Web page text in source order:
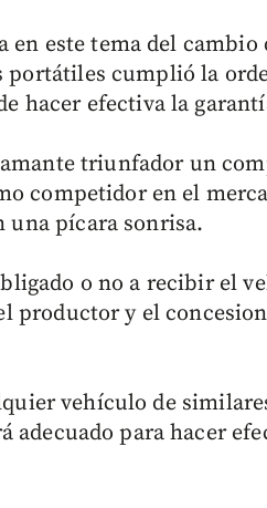
este tema del cambio
portátiles cumplió la
hacer efectiva la
triunfador un
competidor en el
una pícara sonrisa.
o no a recibir el
productor y el
vehículo de
adecuado para hacer